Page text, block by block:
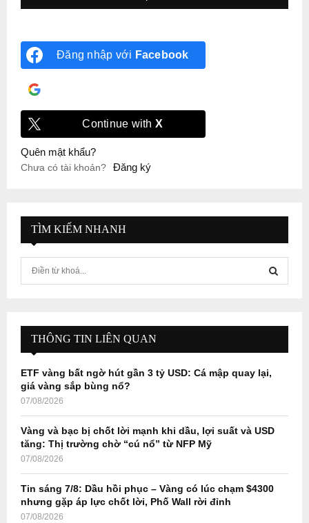
Đăng nhập với Facebook
Continue with X
Quên mật khẩu?
Chưa có tài khoản? Đăng ký
TÌM KIẾM NHANH
f
r
:
E
A
R
H
THÔNG TIN LIÊN QUAN
ETF vàng bất ngờ hút gần 3 tỷ USD: Cá mập quay lại,
giá vàng sắp bùng nổ?
07/08/2026
Vàng và bạc bị chốt lời mạnh khi dầu, lợi suất và USD
tăng: Thị trường chờ “cú nổ” từ NFP Mỹ
07/08/2026
Tin sáng 7/8: Dầu hồi phục – Vàng có lúc chạm $4300
nhưng gặp áp lực chốt lời, Phố Wall rời đỉnh
07/08/2026